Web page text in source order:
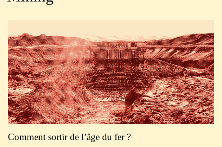
Faire un don
NTM
Comment sortir de l’âge du fer ?